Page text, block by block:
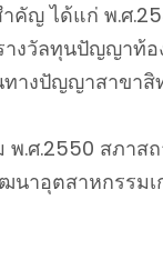
คัญ ได้แก่ พ.ศ
วัลทุนปัญญาท้
างปัญญาสาขา
.ศ.2550 สภา
าอุตสาหกรรม